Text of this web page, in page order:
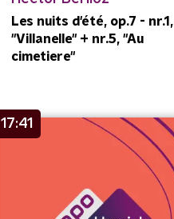
Les nuits d'été, op.7 - nr.1,
"Villanelle" + nr.5, "Au
cimetiere"
17:41